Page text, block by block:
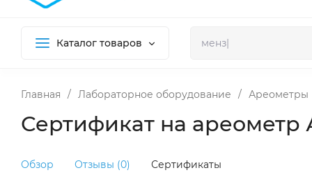
Каталог товаров
Главная / Лабораторное оборудование / Ареометры
Сертификат на ареометр
Обзор Отзывы (0) Сертификаты